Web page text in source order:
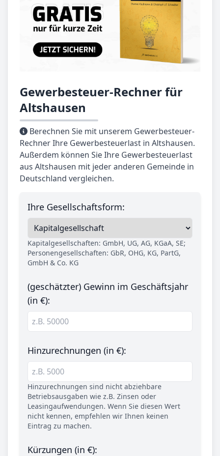
Gewerbesteuer-Rechner für
Altshausen
Berechnen Sie mit unserem Gewerbesteuer-
Rechner Ihre Gewerbesteuerlast in Altshausen.
Außerdem können Sie Ihre Gewerbesteuerlast
aus Altshausen mit jeder anderen Gemeinde in
Deutschland vergleichen.
Ihre Gesellschaftsform:
Kapitalgesellschaften: GmbH, UG, AG, KGaA, SE;
Personengesellschaften: GbR, OHG, KG, PartG,
GmbH & Co. KG
(geschätzter) Gewinn im Geschäftsjahr
(in €):
Hinzurechnungen (in €):
Hinzurechnungen sind nicht abziehbare
Betriebsausgaben wie z.B. Zinsen oder
Leasingaufwendungen. Wenn Sie diesen Wert
nicht kennen, empfehlen wir Ihnen keinen
Eintrag zu machen.
Kürzungen (in €):